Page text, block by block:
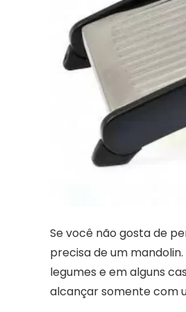
Se você não gosta de
precisa de um
legumes e em alguns
alcançar somente com